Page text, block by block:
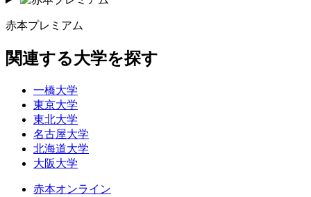
赤本プレミアム
関連する大学を探す
一橋大学
東京大学
東北大学
名古屋大学
北海道大学
大阪大学
赤本オンライン